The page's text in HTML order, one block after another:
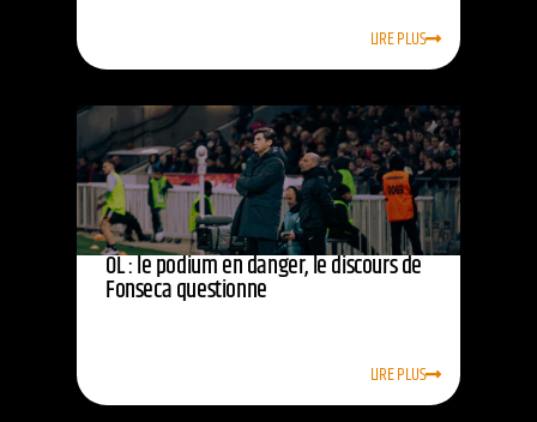
LIRE PLUS
OL : le podium en danger, le discours de
Fonseca questionne
LIRE PLUS